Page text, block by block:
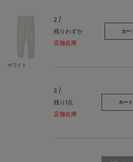
ホワイト
2 /
残りわずか
店舗在庫
カー
3 /
残り1点
店舗在庫
カー